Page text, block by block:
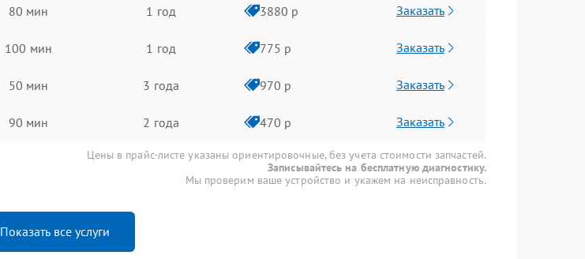
80 мин 1 год 3880 р Заказать
100 мин 1 год 775 р Заказать
50 мин 3 года 970 р Заказать
90 мин 2 года 470 р Заказать
Цены в прайс-листе указаны ориентировочные, без учета стоимости запчастей.
Записывайтесь на бесплатную диагностику.
Мы проверим ваше устройство и укажем на неисправность.
Показать все услуги